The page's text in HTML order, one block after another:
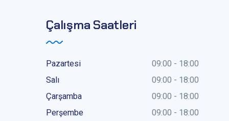
Çalışma Saatleri
Pazartesi
09:00 - 18:00
Salı
09:00 - 18:00
Çarşamba
09:00 - 18:00
Perşembe
09:00 - 18:00